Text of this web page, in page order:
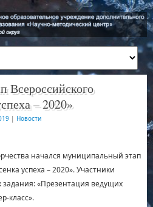
Всероссийского
– 2020»
| Новости
начался муниципальный этап
успеха – 2020». Участники
задания: «Презентация ведущих
класс».